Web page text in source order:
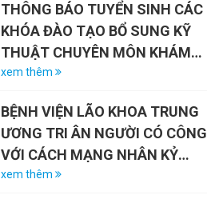
THÔNG BÁO TUYỂN SINH CÁC
KHÓA ĐÀO TẠO BỔ SUNG KỸ
THUẬT CHUYÊN MÔN KHÁM
CHỮA BỆNH NĂM 2026
xem thêm
BỆNH VIỆN LÃO KHOA TRUNG
ƯƠNG TRI ÂN NGƯỜI CÓ CÔNG
VỚI CÁCH MẠNG NHÂN KỶ
NIỆM 79 NĂM NGÀY THƯƠNG
xem thêm